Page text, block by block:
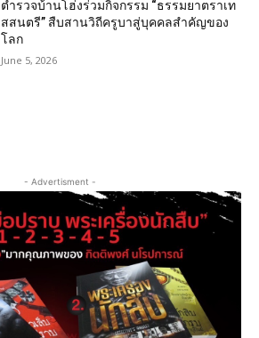
ตำรวจบ้านโฮ่งร่วมกิจกรรม “ธรรมยาตราเท
สสนตรี” สืบสานวิถีครูบาสู่บุคคลสำคัญของ
โลก
June 5, 2026
- Advertisment -